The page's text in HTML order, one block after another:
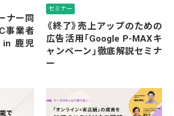
ナー同
事業者
in 鹿児
セミナー
《終了》売上アップのための
広告活用「Google P-MAXキ
ャンペーン」徹底解説セミナ
ー